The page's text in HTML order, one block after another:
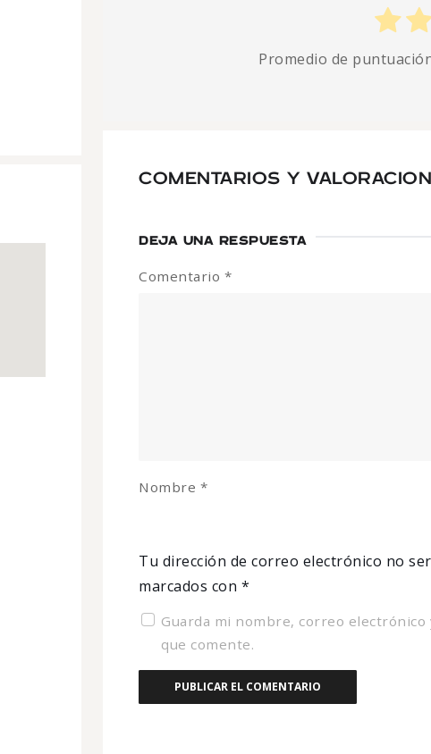
Promedio de
COMENTARIOS Y
DEJA UNA RESPUESTA
Tu dirección de correo electrónico no
marcados con *
Comentario *
Nombre *
Guarda mi nombre, correo
que comente.